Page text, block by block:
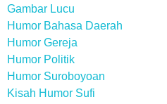
Gambar Lucu
Humor Bahasa Daerah
Humor Gereja
Humor Politik
Humor Suroboyoan
Kisah Humor Sufi